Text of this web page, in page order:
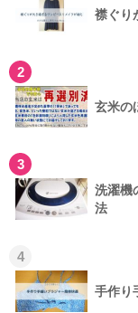
襟ぐり
2
玄米の
3
洗濯機
法
4
手作り